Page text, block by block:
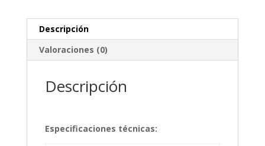
Descripción
Valoraciones (0)
Descripción
Especificaciones técnicas: